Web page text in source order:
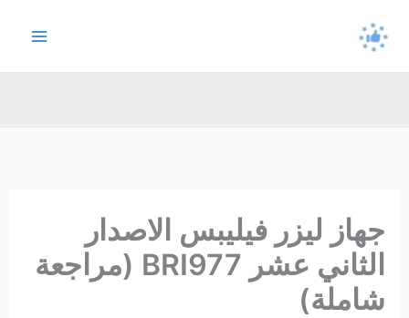
جهاز ليزر فيليبس الاصدار
الثاني عشر BRI977 (مراجعة
شاملة)